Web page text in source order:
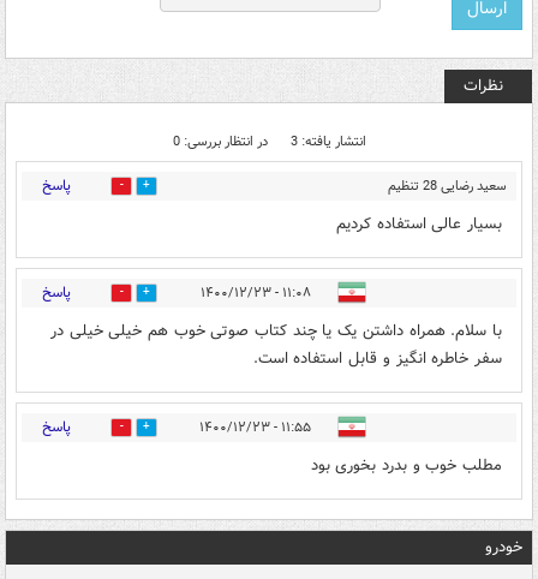
نظرات
انتشار یافته: 3 در انتظار بررسی: 0
سعید رضایی 28 تنظیم
کننده مشهد
3 پاسخ
بسیار عالی استفاده کردیم
۱۱:۰۸ - ۱۴۰۰/۱۲/۲۳ 2 پاسخ
با سلام. همراه داشتن یک یا چند کتاب صوتی خوب هم خیلی خیلی در
سفر خاطره انگیز و قابل استفاده است.
۱۱:۵۵ - ۱۴۰۰/۱۲/۲۳ 1 پاسخ
مطلب خوب و بدرد بخوری بود
خودرو